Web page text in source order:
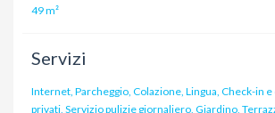
49 m²
Servizi
Internet, Parcheggio, Colazione, Lingua, Check-in
privati, Servizio pulizie giornaliero, Giardino,